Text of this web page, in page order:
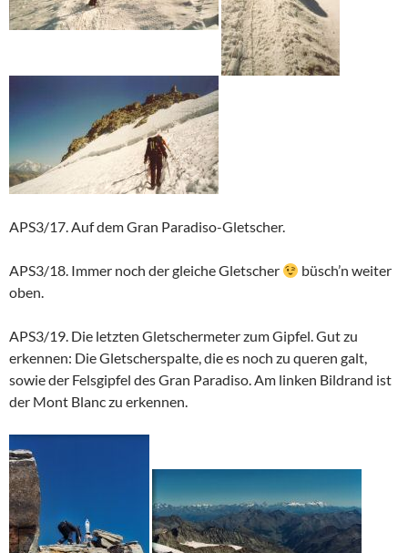
APS3/17. Auf dem Gran Paradiso-Gletscher.
APS3/18. Immer noch der gleiche Gletscher
büsch’n weiter
oben.
APS3/19. Die letzten Gletschermeter zum Gipfel. Gut zu
erkennen: Die Gletscherspalte, die es noch zu queren galt,
sowie der Felsgipfel des Gran Paradiso. Am linken Bildrand ist
der Mont Blanc zu erkennen.